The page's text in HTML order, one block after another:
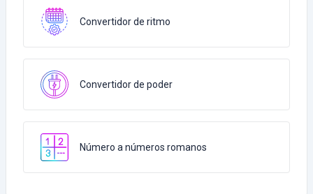
Convertidor de ritmo
Convertidor de poder
Número a números romanos